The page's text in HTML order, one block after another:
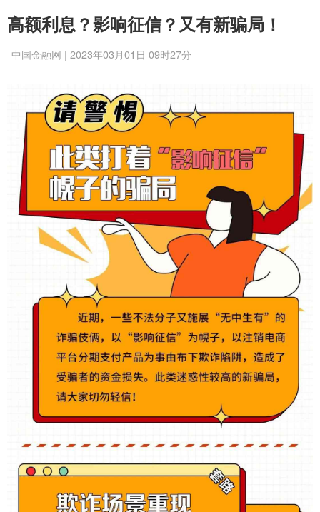
高额利息？影响征信？又有新骗局！
中国金融网 | 2023年03月01日 09时27分